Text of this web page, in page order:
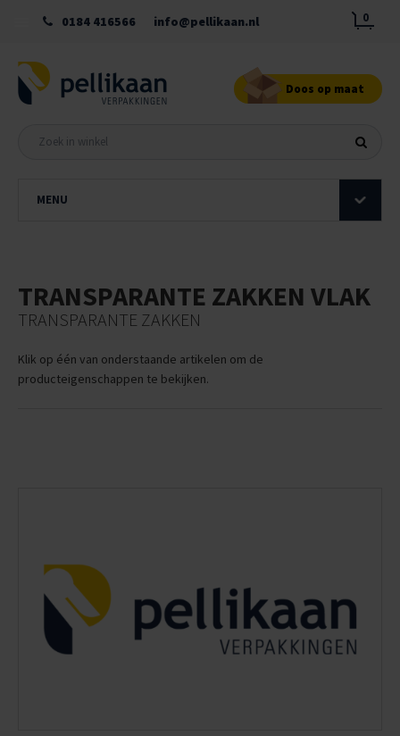
0184 416566 info@pellikaan.nl 0
Doos op maat
MENU
TRANSPARANTE ZAKKEN VLAK
TRANSPARANTE ZAKKEN
Klik op één van onderstaande artikelen om de
producteigenschappen te bekijken.